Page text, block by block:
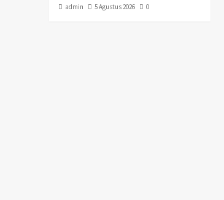
admin 5 Agustus 2026 0